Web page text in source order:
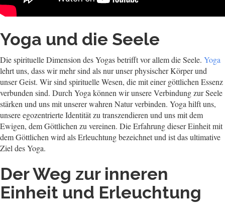
Yoga und die Seele
Die spirituelle Dimension des Yogas betrifft vor allem die Seele. Yoga
lehrt uns, dass wir mehr sind als nur unser physischer Körper und
unser Geist. Wir sind spirituelle Wesen, die mit einer göttlichen Essenz
verbunden sind. Durch Yoga können wir unsere Verbindung zur Seele
stärken und uns mit unserer wahren Natur verbinden. Yoga hilft uns,
unsere egozentrierte Identität zu transzendieren und uns mit dem
Ewigen, dem Göttlichen zu vereinen. Die Erfahrung dieser Einheit mit
dem Göttlichen wird als Erleuchtung bezeichnet und ist das ultimative
Ziel des Yoga.
Der Weg zur inneren
Einheit und Erleuchtung